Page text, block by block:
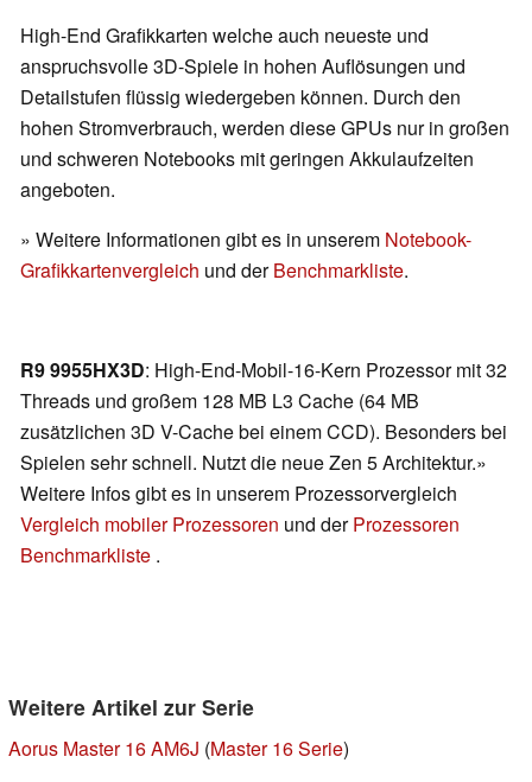
High-End Grafikkarten welche auch neueste und
anspruchsvolle 3D-Spiele in hohen Auflösungen und
Detailstufen flüssig wiedergeben können. Durch den
hohen Stromverbrauch, werden diese GPUs nur in großen
und schweren Notebooks mit geringen Akkulaufzeiten
angeboten.
» Weitere Informationen gibt es in unserem Notebook-
Grafikkartenvergleich und derBenchmarkliste.
R9 9955HX3D: High-End-Mobil-16-Kern Prozessor mit 32
Threads und großem 128 MB L3 Cache (64 MB
zusätzlichen 3D V-Cache bei einem CCD). Besonders bei
Spielen sehr schnell. Nutzt die neue Zen 5 Architektur.»
Weitere Infos gibt es in unserem Prozessorvergleich
Vergleich mobiler Prozessoren und derProzessoren
Benchmarkliste .
Weitere Artikel zur Serie
Aorus Master 16 AM6J (Master 16 Serie)